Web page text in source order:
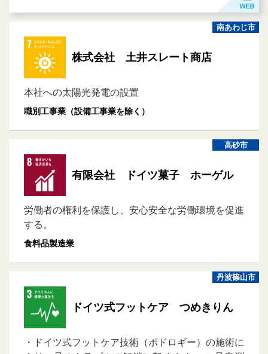
南あわじ市
株式会社 土井スレート商店
本社への太陽光発電の設置
職別工事業（設備工事業を除く）
高砂市
有限会社 ドイツ菓子 ホーゲル
労働者の権利を保護し、安心安全な労働環境を促進
する。
食料品製造業
丹波篠山市
ドイツ式フットケア つめきりん
・ドイツ式フットケア技術（ポドロギー）の施術に